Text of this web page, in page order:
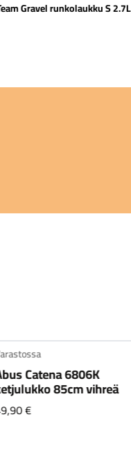
Saddle-Bag Two 4.1L musta
Granit Super Extreme
165HB 230mm